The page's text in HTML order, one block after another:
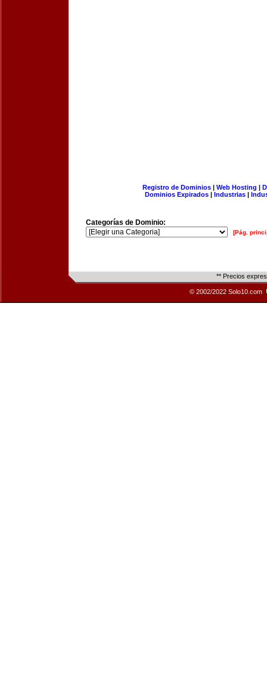
Registro de Dominios| Web Hosting |
Dominios Expirados | Industrias |
Categorías de Dominio:
[Pág.
** Precios
© 2002/2022 Solo10.com